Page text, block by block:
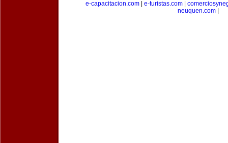
e-capacitacion.com
e-turistas.com
neuquen.com|